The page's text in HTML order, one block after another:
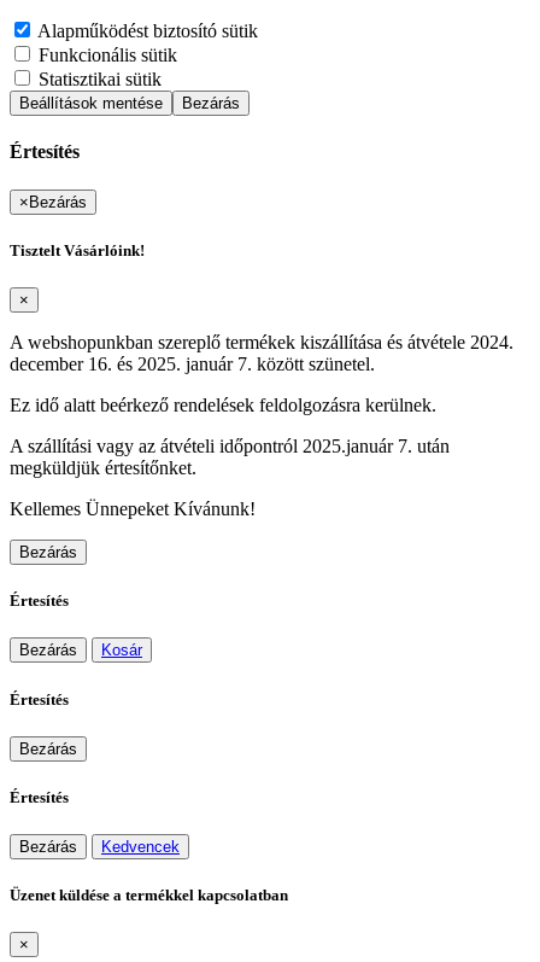
Alapműködést biztosító sütik
Funkcionális sütik
Statisztikai sütik
Beállítások mentése Bezárás
Értesítés
× Bezárás
Tisztelt Vásárlóink!
×
A webshopunkban szereplő termékek kiszállítása és átvétele 2024.
december 16. és 2025. január 7. között szünetel.
Ez idő alatt beérkező rendelések feldolgozásra kerülnek.
A szállítási vagy az átvételi időpontról 2025.január 7. után
megküldjük értesítőnket.
Kellemes Ünnepeket Kívánunk!
Bezárás
Értesítés
Bezárás Kosár
Értesítés
Bezárás
Értesítés
Bezárás Kedvencek
Üzenet küldése a termékkel kapcsolatban
×